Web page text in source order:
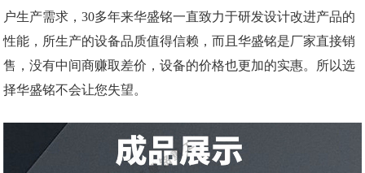
户生产需求，30多年来华盛铭一直致力于研发设计改进产品的
性能，所生产的设备品质值得信赖，而且华盛铭是厂家直接销
售，没有中间商赚取差价，设备的价格也更加的实惠。所以选
择华盛铭不会让您失望。